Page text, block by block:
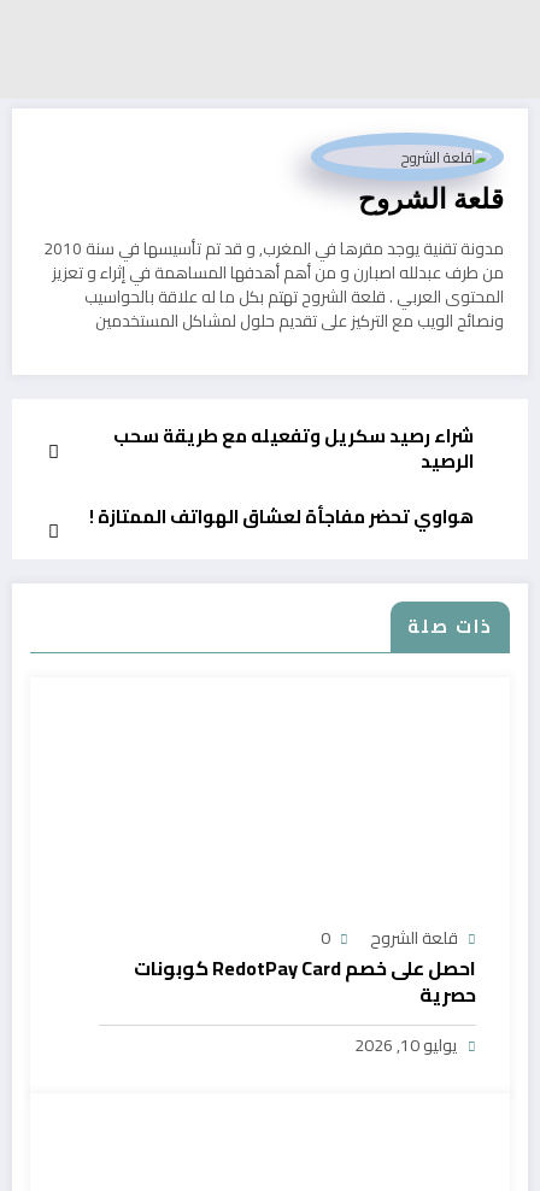
قلعة الشروح
مدونة تقنية يوجد مقرها في المغرب, و قد تم تأسيسها في سنة 2010
من طرف عبدلله اصبارن و من أهم أهدفها المساهمة في إثراء و تعزيز
المحتوى العربي . قلعة الشروح تهتم بكل ما له علاقة بالحواسيب
ونصائح الويب مع التركيز على تقديم حلول لمشاكل المستخدمين
شراء رصيد سكريل وتفعيله مع طريقة سحب
الرصيد
هواوي تحضر مفاجأة لعشاق الهواتف الممتازة !
ذات صلة
قلعة الشروح 0
احصل على خصم RedotPay Card كوبونات
حصرية
يوليو 10, 2026